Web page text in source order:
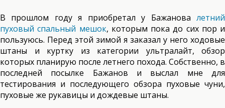
В прошлом году я приобретал у Бажанова летний
пуховый спальный мешок, которым пока до сих пор и
пользуюсь. Перед этой зимой я заказал у него ходовые
штаны и куртку из категории ультралайт, обзор
которых планирую после летнего похода. Собственно, в
последней посылке Бажанов и выслал мне для
тестирования и последующего обзора пуховые чуни,
пуховые же рукавицы и дождевые штаны.